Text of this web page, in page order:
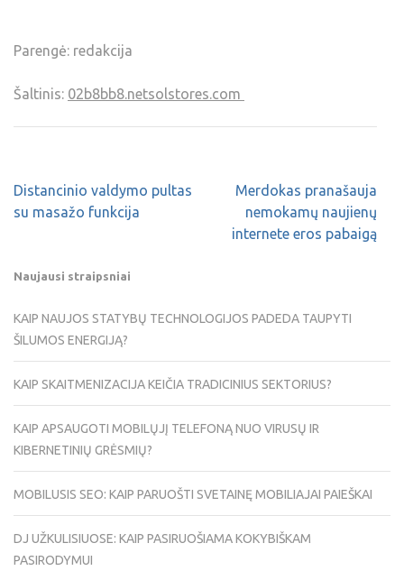
Parengė: redakcija
Šaltinis: 02b8bb8.netsolstores.com
Distancinio valdymo pultas
su masažo funkcija
Merdokas pranašauja
nemokamų naujienų
internete eros pabaigą
Naujausi straipsniai
KAIP NAUJOS STATYBŲ TECHNOLOGIJOS PADEDA TAUPYTI
ŠILUMOS ENERGIJĄ?
KAIP SKAITMENIZACIJA KEIČIA TRADICINIUS SEKTORIUS?
KAIP APSAUGOTI MOBILŲJĮ TELEFONĄ NUO VIRUSŲ IR
KIBERNETINIŲ GRĖSMIŲ?
MOBILUSIS SEO: KAIP PARUOŠTI SVETAINĘ MOBILIAJAI PAIEŠKAI
DJ UŽKULISIUOSE: KAIP PASIRUOŠIAMA KOKYBIŠKAM
PASIRODYMUI